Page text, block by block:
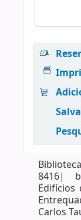
8416|
Edifícios
Carlos